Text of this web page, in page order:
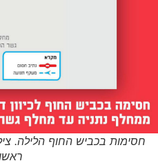
חסימות בכביש החוף הלילה.